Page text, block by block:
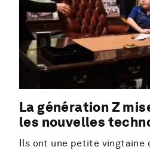
La génération Z
les nouvelles
Ils ont une petite vingtaine